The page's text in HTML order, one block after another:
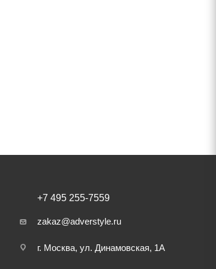
+7 495 255-7559
zakaz@adverstyle.ru
г. Москва, ул. Динамовская, 1А